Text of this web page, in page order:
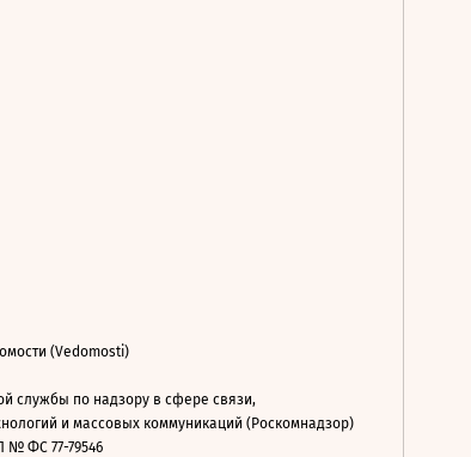
(Vedomosti)
службы по надзору в сфере связи,
и массовых коммуникаций (Роскомнадзор)
№ ФС 77-79546